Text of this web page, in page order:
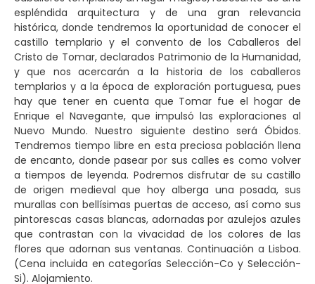
espléndida arquitectura y de una gran relevancia
histórica, donde tendremos la oportunidad de conocer el
castillo templario y el convento de los Caballeros del
Cristo de Tomar, declarados Patrimonio de la Humanidad,
y que nos acercarán a la historia de los caballeros
templarios y a la época de exploración portuguesa, pues
hay que tener en cuenta que Tomar fue el hogar de
Enrique el Navegante, que impulsó las exploraciones al
Nuevo Mundo. Nuestro siguiente destino será Óbidos.
Tendremos tiempo libre en esta preciosa población llena
de encanto, donde pasear por sus calles es como volver
a tiempos de leyenda. Podremos disfrutar de su castillo
de origen medieval que hoy alberga una posada, sus
murallas con bellísimas puertas de acceso, así como sus
pintorescas casas blancas, adornadas por azulejos azules
que contrastan con la vivacidad de los colores de las
flores que adornan sus ventanas. Continuación a Lisboa.
(Cena incluida en categorías Selección-Co y Selección-
Si). Alojamiento.